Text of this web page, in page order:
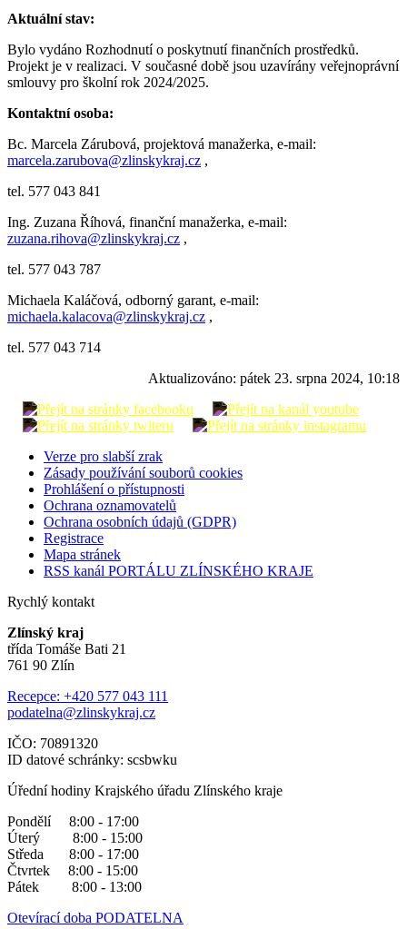
Aktuální stav:
Bylo vydáno Rozhodnutí o poskytnutí finančních prostředků.
Projekt je v realizaci. V současné době jsou uzavírány veřejnoprávní
smlouvy pro školní rok 2024/2025.
Kontaktní osoba:
Bc. Marcela Zárubová, projektová manažerka, e-mail:
marcela.zarubova@zlinskykraj.cz ,
tel. 577 043 841
Ing. Zuzana Říhová, finanční manažerka, e-mail:
zuzana.rihova@zlinskykraj.cz ,
tel. 577 043 787
Michaela Kaláčová, odborný garant, e-mail:
michaela.kalacova@zlinskykraj.cz ,
tel. 577 043 714
Aktualizováno: pátek 23. srpna 2024, 10:18
Verze pro slabší zrak
Zásady používání souborů cookies
Prohlášení o přístupnosti
Ochrana oznamovatelů
Ochrana osobních údajů (GDPR)
Registrace
Mapa stránek
RSS kanál PORTÁLU ZLÍNSKÉHO KRAJE
Rychlý kontakt
Zlínský kraj
třída Tomáše Bati 21
761 90 Zlín
Recepce: +420 577 043 111
podatelna@zlinskykraj.cz
IČO: 70891320
ID datové schránky: scsbwku
Úřední hodiny Krajského úřadu Zlínského kraje
Pondělí 8:00 - 17:00
Úterý 8:00 - 15:00
Středa 8:00 - 17:00
Čtvrtek 8:00 - 15:00
Pátek 8:00 - 13:00
Otevírací doba PODATELNA